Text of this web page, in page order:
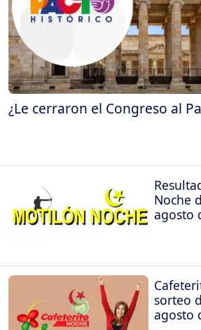
¿Le cerraron el Congreso al
Noche
agosto
sorteo
agosto